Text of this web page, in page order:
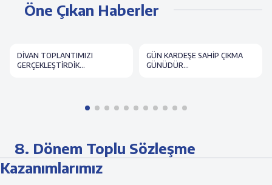
Öne Çıkan Haberler
DİVAN TOPLANTIMIZI
GERÇEKLEŞTİRDİK...
GÜN KARDEŞE SAHİP ÇIKMA
GÜNÜDÜR...
8. Dönem Toplu Sözleşme
Kazanımlarımız